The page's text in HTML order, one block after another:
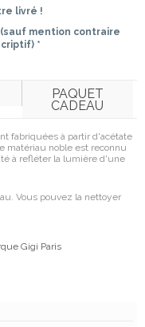
livré !
mention contraire
*
PAQUET
CADEAU
fabriquées à partir d'acétate
matériau noble est reconnu
à refléter la lumière d'une
Vous pouvez la nettoyer
Gigi Paris